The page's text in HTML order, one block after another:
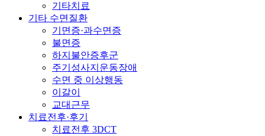
기타치료
기타 수면질환
기면증·과수면증
불면증
하지불안증후군
주기성사지운동장애
수면 중 이상행동
이갈이
교대근무
치료전후·후기
치료전후 3DCT